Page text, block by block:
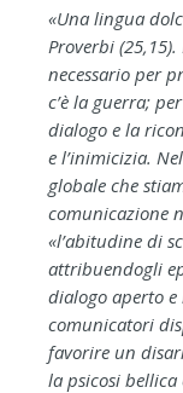
«Una lingua
Proverbi
necessario per
c’è la guerra;
dialogo e la
e l’inimicizia.
globale che
comunicazione
«l’abitudine di
attribuendogli
dialogo aperto e
comunicatori
favorire un
la psicosi